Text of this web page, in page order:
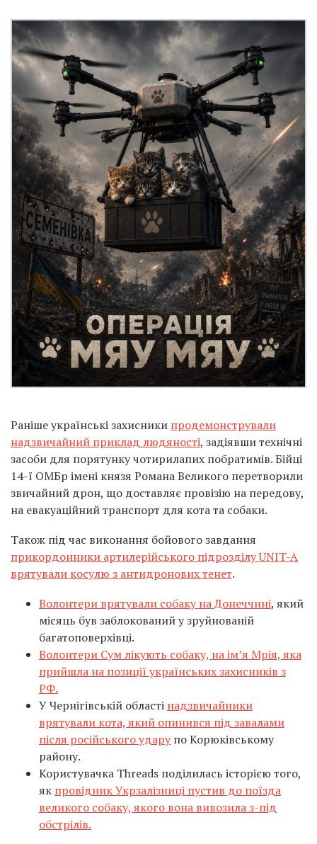
Раніше українські захисники продемонстрували
надзвичайний приклад людяності, задіявши технічні
засоби для порятунку чотирилапих побратимів. Бійці
14-ї ОМБр імені князя Романа Великого перетворили
звичайний дрон, що доставляє провізію на передову,
на евакуаційний транспорт для кота та собаки.
Також під час виконання бойового завдання
прикордонники артилерійського підрозділу UNIT-A
врятували косулю з антидронових тенет.
Волонтери врятували собаку на Донеччині, який
місяць був заблокований у зруйнованій
багатоповерхівці.
Волонтери Сум лікують собаку, на ім’я Мрія, яка
прийшла на позиції українських захисників з
РФ.
У Чернігівській області надзвичайники
врятували кота, який опинився під завалами
після російського удару по Корюківському
району.
Користувачка Threads поділилась історією того,
як провідник Укрзалізниці пустив до поїзда
великого собаку, якого вона вивозила з-під
обстрілів.